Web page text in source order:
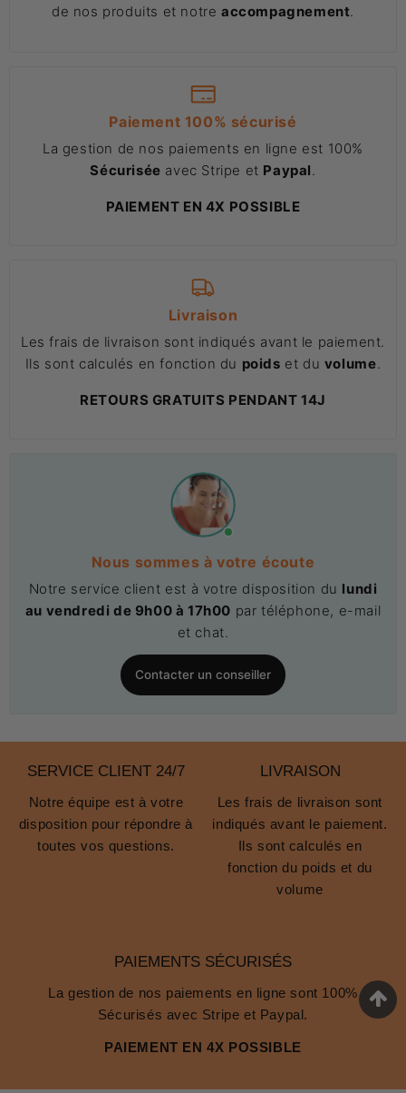
de nos produits et notre accompagnement
Paiement 100% sécurisé
La gestion de nos paiements en ligne est 100%
Sécurisée avec Stripe et Paypal
PAIEMENT EN 4X POSSIBLE
Livraison
Les frais de livraison sont indiqués avant le paiement.
Ils sont calculés en fonction du poids et du volume
RETOURS GRATUITS PENDANT 14J
Nous sommes à votre écoute
Notre service client est à votre disposition du lundi
au vendredi de 9h00 à 17h00 par téléphone, e-mail
et chat.
Contacter un conseiller
SERVICE CLIENT 24/7
Notre équipe est à votre
disposition pour répondre à
toutes vos questions.
LIVRAISON
Les frais de livraison sont
indiqués avant le paiement.
Ils sont calculés en
fonction du poids et du
volume
PAIEMENTS SÉCURISÉS
La gestion de nos paiements en ligne sont 100%
Sécurisés avec Stripe et Paypal.
PAIEMENT EN 4X POSSIBLE